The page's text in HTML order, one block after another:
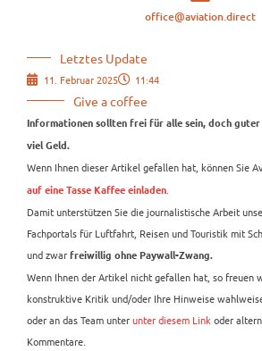
office@aviation.direct
Letztes Update
11. Februar 2025 11:44
Give a coffee
Informationen sollten frei für alle sein, doch
viel Geld.
Wenn Ihnen dieser Artikel gefallen hat, können Sie
auf eine Tasse Kaffee einladen
Damit unterstützen Sie die journalistische Arbeit
Fachportals für Luftfahrt, Reisen und Touristik mit
und zwar freiwillig ohne Paywall-Zwang.
Wenn Ihnen der Artikel nicht gefallen hat, so freuen
konstruktive Kritik und/oder Ihre Hinweise
oder an das Team unterunter diesem Link oder
Kommentare.